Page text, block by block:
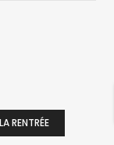
RENTRÉE